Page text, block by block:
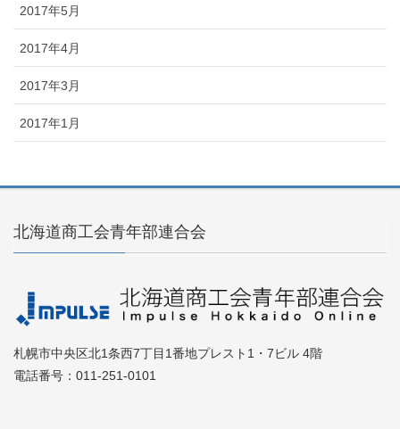
2017年5月
2017年4月
2017年3月
2017年1月
北海道商工会青年部連合会
札幌市中央区北1条西7丁目1番地プレスト1・7ビル 4階
電話番号：011-251-0101